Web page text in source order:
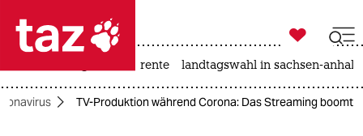
 taz zahl ich
taz zahl ich

taz zahl ich
rente landtagswahl in sachsen-anhalt
TV-Produktion während Corona: Das Streaming boomt